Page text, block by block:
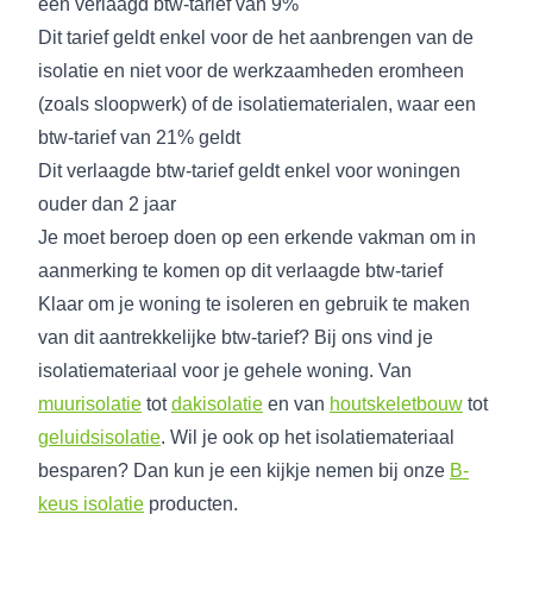
een verlaagd btw-tarief van 9%
Dit tarief geldt enkel voor de het aanbrengen van de
isolatie en niet voor de werkzaamheden eromheen
(zoals sloopwerk) of de isolatiematerialen, waar een
btw-tarief van 21% geldt
Dit verlaagde btw-tarief geldt enkel voor woningen
ouder dan 2 jaar
Je moet beroep doen op een erkende vakman om in
aanmerking te komen op dit verlaagde btw-tarief
Klaar om je woning te isoleren en gebruik te maken
van dit aantrekkelijke btw-tarief? Bij ons vind je
isolatiemateriaal voor je gehele woning. Van
muurisolatie totdakisolatie en van houtskeletbouw tot
geluidsisolatie. Wil je ook op het isolatiemateriaal
besparen? Dan kun je een kijkje nemen bij onze B-
keus isolatie producten.